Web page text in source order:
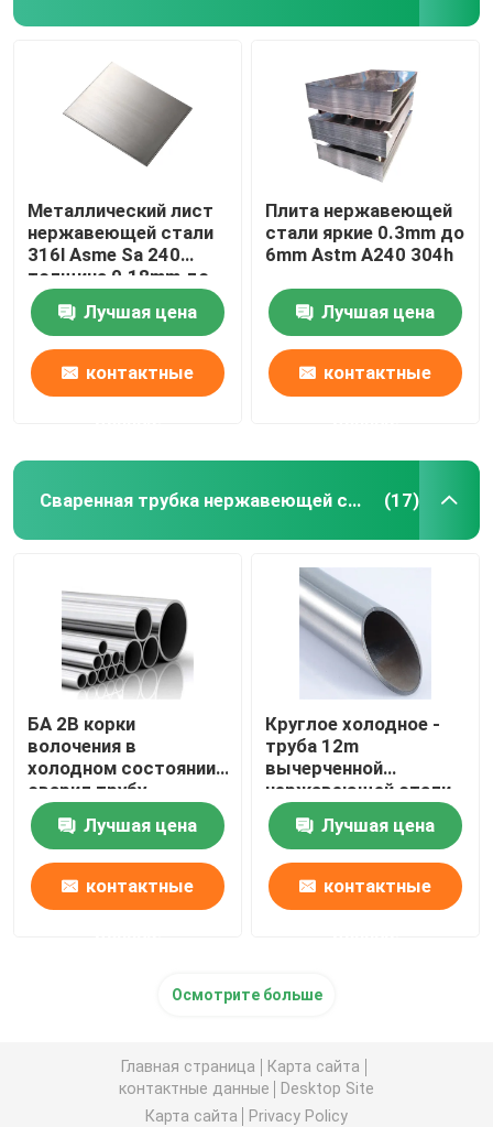
Металлический лист
нержавеющей стали
316l Asme Sa 240
толщина 0.18mm до
3mm
Лучшая цена
контактные
Плита нержавеющей
стали яркие 0.3mm до
6mm Astm A240 304h
Лучшая цена
контактные
Сваренная трубка нержавеющей стали (17)
БА 2B корки
волочения в
холодном состоянии
сварил трубу
нержавеющей стали
трубки 316l
нержавеющей стали
Лучшая цена
контактные
Круглое холодное -
труба 12m
вычерченной
нержавеющей стали
SS316l безшовная
Лучшая цена
контактные
Осмотрите больше
Главная страница
Карта сайта
контактные данные
Desktop Site
Карта сайта
Privacy Policy